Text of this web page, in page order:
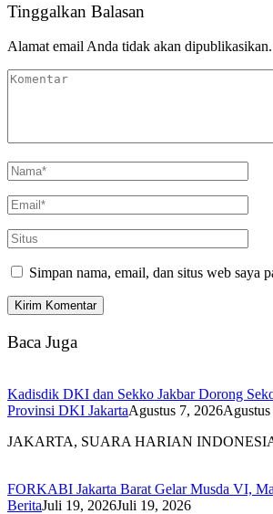
Tinggalkan Balasan
Alamat email Anda tidak akan dipublikasikan.
Simpan nama, email, dan situs web saya
Baca Juga
Kadisdik DKI dan Sekko Jakbar Dorong
Provinsi DKI JakartaAgustus 7, 2026
JAKARTA, SUARA HARIAN
FORKABI Jakarta Barat Gelar Musda VI,
BeritaJuli 19, 2026Juli 19, 2026